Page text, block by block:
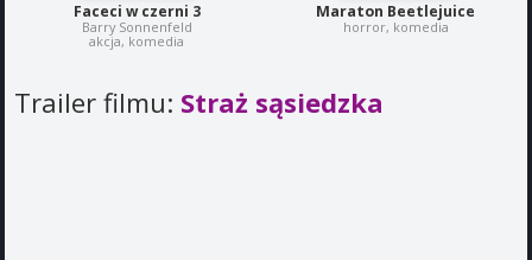
Faceci w czerni 3
Barry Sonnenfeld
akcja, komedia
Maraton Beetlejuice
horror, komedia
Trailer filmu: Straż sąsiedzka